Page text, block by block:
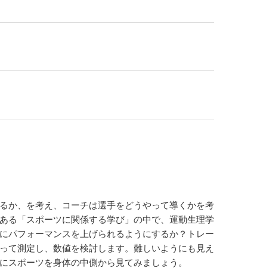
か、を考え、コーチは選手をどうやって導くかを考
る「スポーツに関係する学び」の中で、運動生理学
パフォーマンスを上げられるようにするか？トレー
測定し、数値を検討します。難しいようにも見え
ポーツを身体の中側から見てみましょう。